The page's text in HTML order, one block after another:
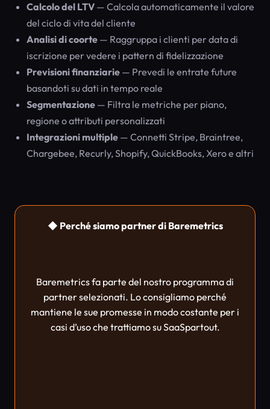
Calcolo del LTV — Calcola automaticamente il valore
del ciclo di vita del cliente
Analisi di coorte — Raggruppa i clienti per data di
iscrizione per vedere i pattern di fidelizzazione
Previsioni finanziarie — Prevedi le entrate future
basandoti su dati in tempo reale
Segmentazione — Filtra le metriche per piano,
regione o attributi personalizzati
Integrazioni multiple — Connetti Stripe, Braintree,
Chargebee, Recurly, Shopify, QuickBooks, Xero e altri
◆ Perché siamo partner di Baremetrics
Baremetrics fa parte del nostro programma di
partner selezionati. Lo consigliamo perché
mantiene le sue promesse in modo costante per i
casi d’uso che trattiamo su SaaSpartout.